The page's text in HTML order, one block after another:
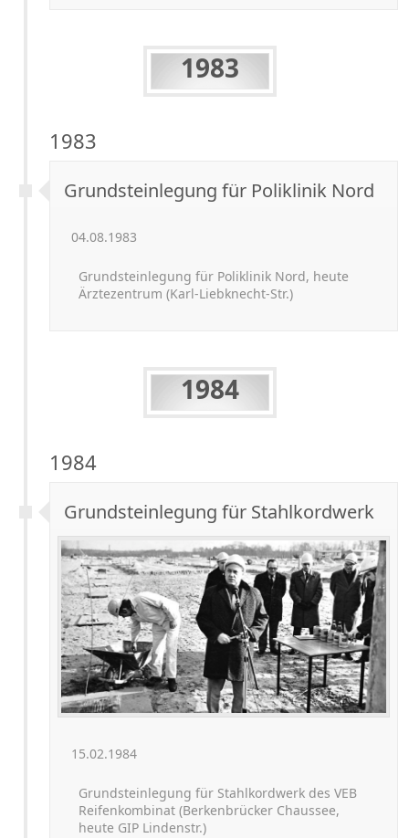
1983
1983
Grundsteinlegung für Poliklinik Nord
04.08.1983
Grundsteinlegung für Poliklinik Nord, heute
Ärztezentrum (Karl-Liebknecht-Str.)
1984
1984
Grundsteinlegung für Stahlkordwerk
15.02.1984
Grundsteinlegung für Stahlkordwerk des VEB
Reifenkombinat (Berkenbrücker Chaussee,
heute GIP Lindenstr.)